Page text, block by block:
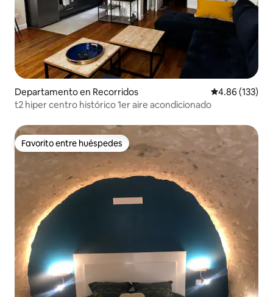
Departamento en Recorridos Calificación
4.86 (133)
t2 hiper centro histórico 1er aire acondicionado
Favorito entre huéspedes
Favorito entre huéspedes